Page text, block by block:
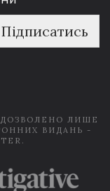
Підписатись
ДОЗВОЛЕНО ЛИШЕ
ВИДАНЬ -